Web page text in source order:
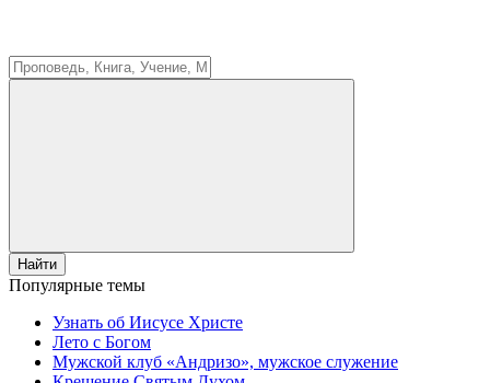
Найти
Популярные темы
Узнать об Иисусе Христе
Лето с Богом
Мужской клуб «Андризо», мужское служение